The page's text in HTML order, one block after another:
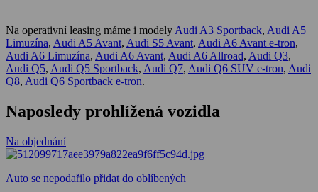
Na operativní leasing máme i modely Audi A3 Sportback, Audi A5
Limuzína, Audi A5 Avant, Audi S5 Avant, Audi A6 Avant e-tron,
Audi A6 Limuzína, Audi A6 Avant, Audi A6 Allroad, Audi Q3,
Audi Q5, Audi Q5 Sportback, Audi Q7, Audi Q6 SUV e-tron, Audi
Q8, Audi Q6 Sportback e-tron.
Naposledy prohlížená vozidla
Na objednání
Auto se nepodařilo přidat do oblíbených